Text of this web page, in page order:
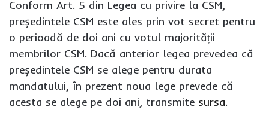
Conform Art. 5 din Legea cu privire la CSM,
președintele CSM este ales prin vot secret pentru
o perioadă de doi ani cu votul majorității
membrilor CSM. Dacă anterior legea prevedea că
președintele CSM se alege pentru durata
mandatului, în prezent noua lege prevede că
acesta se alege pe doi ani, transmite sursa.